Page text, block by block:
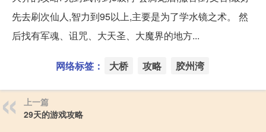
先去刷次仙人,智力到95以上,主要是为了学水镜之术。 然
后找有军魂、诅咒、大天圣、大魔界的地方...
网络标签： 大桥 攻略 胶州湾
上一篇
29天的游戏攻略